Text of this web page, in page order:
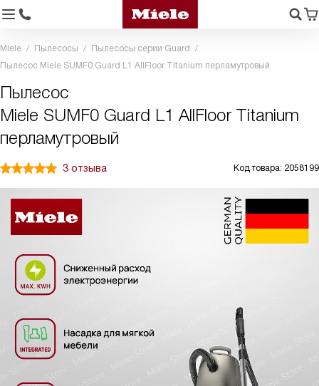
Miele Пылесосы
Пылесосы серии Guard
Пылесос Miele SUMF0 Guard L1 AllFloor Titanium перламутровый
Пылесос
Miele SUMF0 Guard L1 AllFloor Titanium
перламутровый
3 отзыва Код товара: 2058199